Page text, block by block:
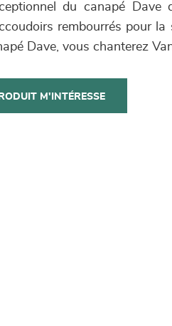
du canapé Dave
rembourrés pour
Dave, vous chanterez
M'INTÉRESSE